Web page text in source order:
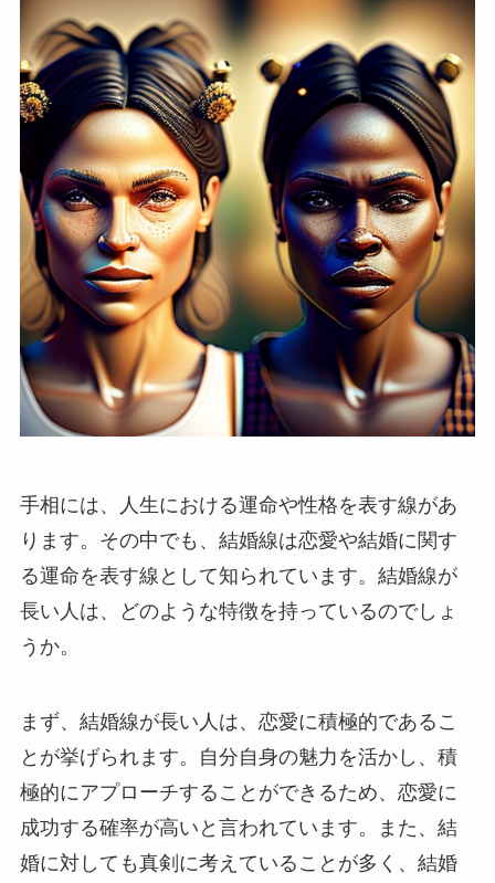
手相には、人生における運命や性格を表す線があ
ります。その中でも、結婚線は恋愛や結婚に関す
る運命を表す線として知られています。結婚線が
長い人は、どのような特徴を持っているのでしょ
うか。
まず、結婚線が長い人は、恋愛に積極的であるこ
とが挙げられます。自分自身の魅力を活かし、積
極的にアプローチすることができるため、恋愛に
成功する確率が高いと言われています。また、結
婚に対しても真剣に考えていることが多く、結婚